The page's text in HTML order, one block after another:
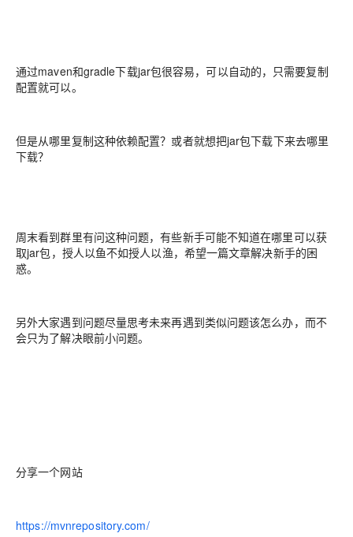
通过maven和gradle下载jar包很容易，可以自动的，只需要复制
配置就可以。
但是从哪里复制这种依赖配置？或者就想把jar包下载下来去哪里
下载？
周末看到群里有问这种问题，有些新手可能不知道在哪里可以获
取jar包，授人以鱼不如授人以渔，希望一篇文章解决新手的困
惑。
另外大家遇到问题尽量思考未来再遇到类似问题该怎么办，而不
会只为了解决眼前小问题。
分享一个网站
https://mvnrepository.com/